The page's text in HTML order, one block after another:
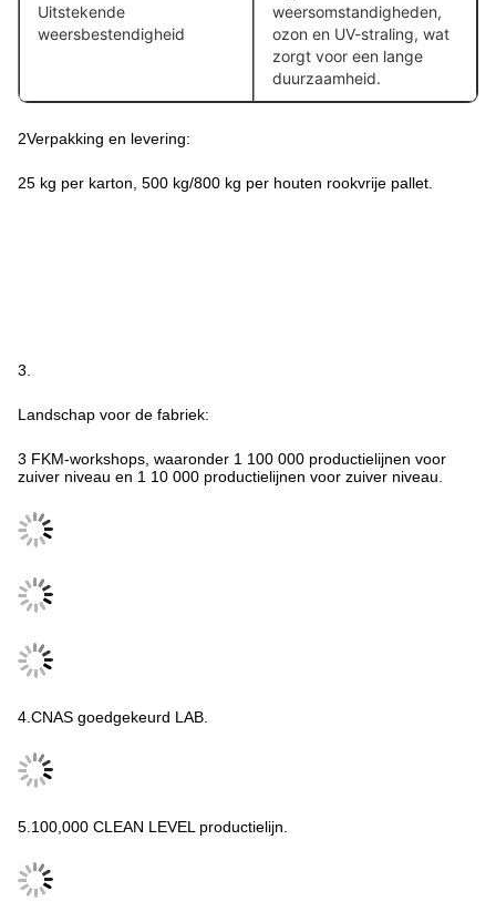
Uitstekende
weersbestendigheid
weersomstandigheden,
ozon en UV-straling, wat
zorgt voor een lange
duurzaamheid.
2Verpakking en levering:
25 kg per karton, 500 kg/800 kg per houten rookvrije pallet.
3.
Landschap voor de fabriek:
3 FKM-workshops, waaronder 1 100 000 productielijnen voor
zuiver niveau en 1 10 000 productielijnen voor zuiver niveau.
4.CNAS goedgekeurd LAB.
5.100,000 CLEAN LEVEL productielijn.